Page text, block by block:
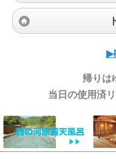
帰りは
当日の使用済